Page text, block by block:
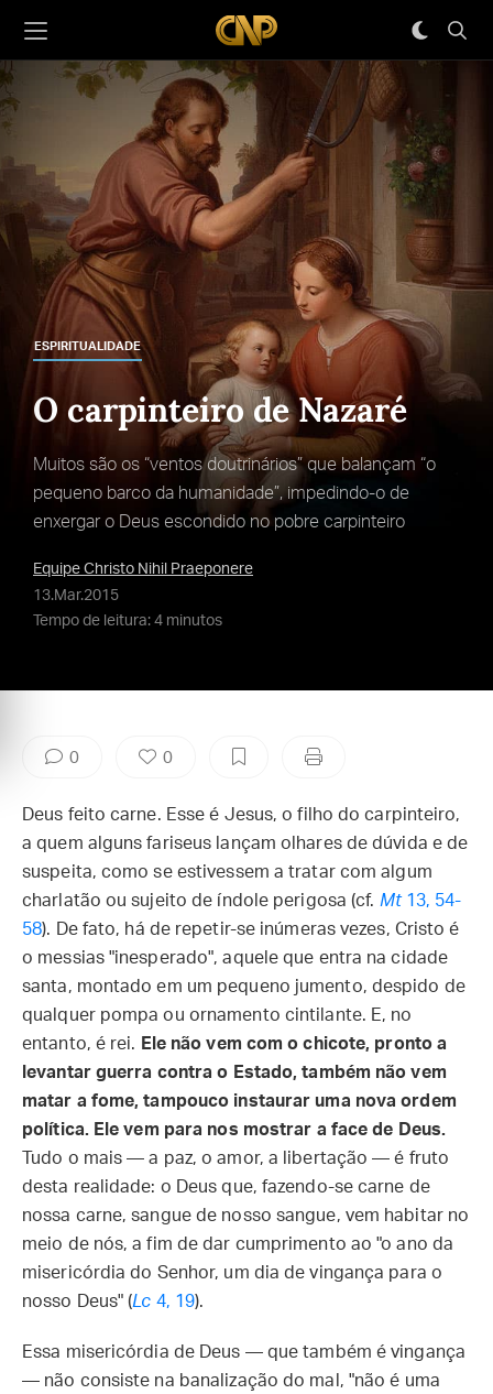
ESPIRITUALIDADE
O carpinteiro de Nazaré
Muitos são os “ventos doutrinários” que balançam “o
pequeno barco da humanidade”, impedindo-o de
enxergar o Deus escondido no pobre carpinteiro
Equipe Christo Nihil Praeponere
13.Mar.2015
Tempo de leitura: 4 minutos
0 0
Deus feito carne. Esse é Jesus, o filho do carpinteiro,
a quem alguns fariseus lançam olhares de dúvida e de
suspeita, como se estivessem a tratar com algum
charlatão ou sujeito de índole perigosa (cf. Mt13, 54-
58). De fato, há de repetir-se inúmeras vezes, Cristo é
o messias "inesperado", aquele que entra na cidade
santa, montado em um pequeno jumento, despido de
qualquer pompa ou ornamento cintilante. E, no
entanto, é rei. Ele não vem com o chicote, pronto a
levantar guerra contra o Estado, também não vem
matar a fome, tampouco instaurar uma nova ordem
política. Ele vem para nos mostrar a face de Deus.
Tudo o mais — a paz, o amor, a libertação — é fruto
desta realidade: o Deus que, fazendo-se carne de
nossa carne, sangue de nosso sangue, vem habitar no
meio de nós, a fim de dar cumprimento ao "o ano da
misericórdia do Senhor, um dia de vingança para o
nosso Deus" (Lc 4, 19).
Essa misericórdia de Deus — que também é vingança
— não consiste na banalização do mal, "não é uma